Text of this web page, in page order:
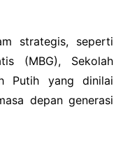
strategis, seperti
(MBG), Sekolah
Putih yang dinilai
depan generasi